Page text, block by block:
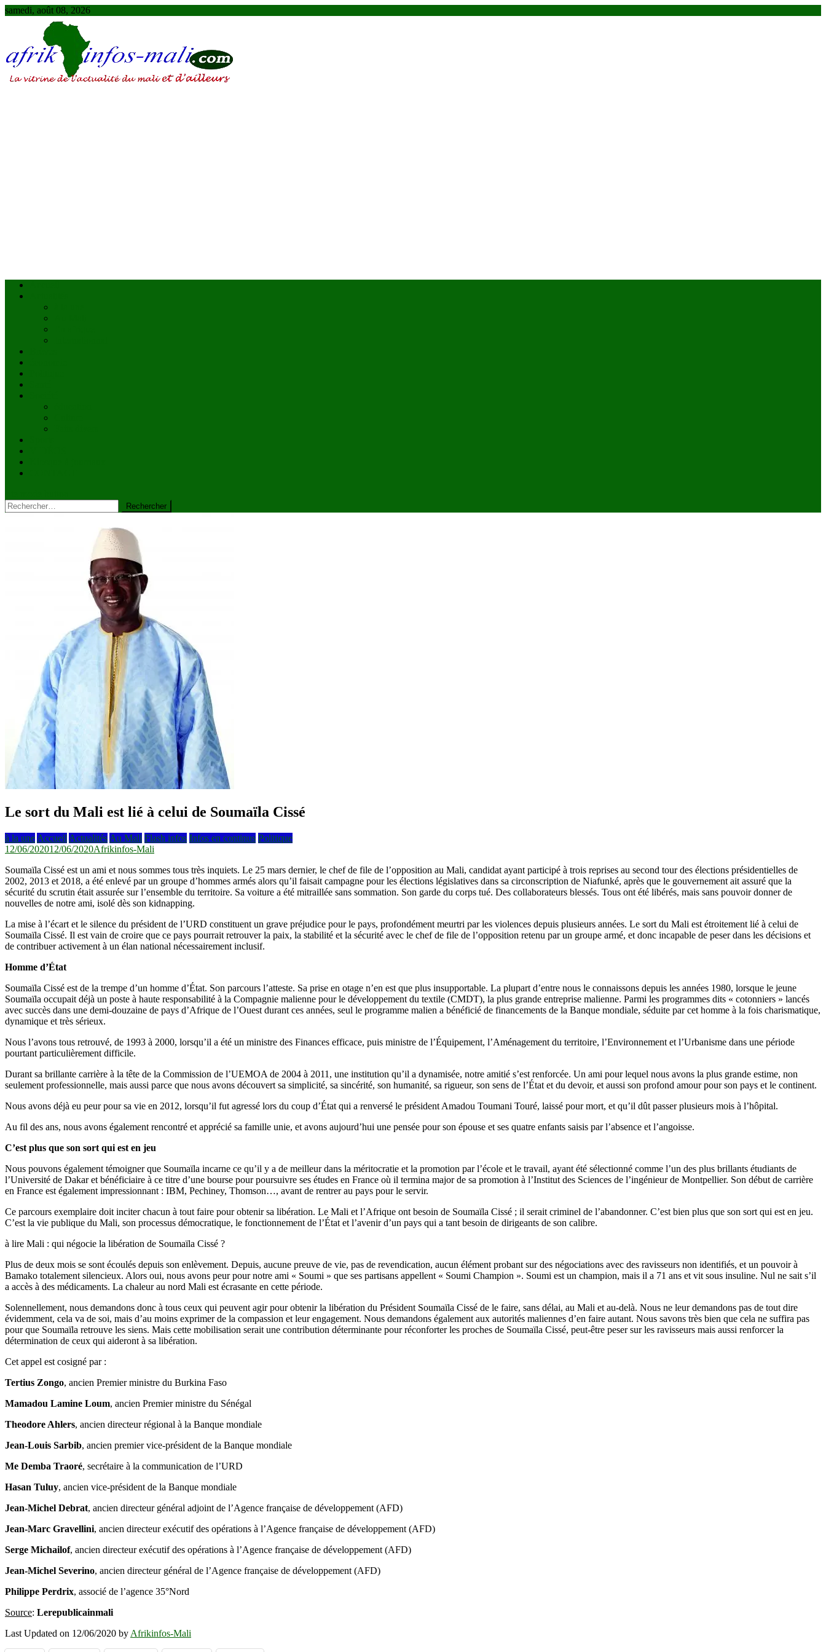
Skip
samedi, août 08, 2026
Rechercher :
Le sort du Mali est lié à celui de Soumaïla Cissé
à la une Accueil Actualités Au Mali Flash infos Infos en continus Politique
12/06/202012/06/2020Afrikinfos-Mali
Soumaïla Cissé est un ami et nous sommes tous très inquiets. Le 25 mars dernier, le chef de file de l’opposition au Mali, candidat ayant participé à trois reprises au second tour des élections présidentielles de
2002, 2013 et 2018, a été enlevé par un groupe d’hommes armés alors qu’il faisait campagne pour les élections législatives dans sa circonscription de Niafunké, après que le gouvernement ait assuré que la
sécurité du scrutin était assurée sur l’ensemble du territoire. Sa voiture a été mitraillée sans sommation. Son garde du corps tué. Des collaborateurs blessés. Tous ont été libérés, mais sans pouvoir donner de
nouvelles de notre ami, isolé dès son kidnapping.
La mise à l’écart et le silence du président de l’URD constituent un grave préjudice pour le pays, profondément meurtri par les violences depuis plusieurs années. Le sort du Mali est étroitement lié à celui de
Soumaïla Cissé. Il est vain de croire que ce pays pourrait retrouver la paix, la stabilité et la sécurité avec le chef de file de l’opposition retenu par un groupe armé, et donc incapable de peser dans les décisions et
de contribuer activement à un élan national nécessairement inclusif.
Homme d’État
Soumaïla Cissé est de la trempe d’un homme d’État. Son parcours l’atteste. Sa prise en otage n’en est que plus insupportable. La plupart d’entre nous le connaissons depuis les années 1980, lorsque le jeune
Soumaïla occupait déjà un poste à haute responsabilité à la Compagnie malienne pour le développement du textile (CMDT), la plus grande entreprise malienne. Parmi les programmes dits « cotonniers » lancés
avec succès dans une demi-douzaine de pays d’Afrique de l’Ouest durant ces années, seul le programme malien a bénéficié de financements de la Banque mondiale, séduite par cet homme à la fois charismatique,
dynamique et très sérieux.
Nous l’avons tous retrouvé, de 1993 à 2000, lorsqu’il a été un ministre des Finances efficace, puis ministre de l’Équipement, l’Aménagement du territoire, l’Environnement et l’Urbanisme dans une période
pourtant particulièrement difficile.
Durant sa brillante carrière à la tête de la Commission de l’UEMOA de 2004 à 2011, une institution qu’il a dynamisée, notre amitié s’est renforcée. Un ami pour lequel nous avons la plus grande estime, non
seulement professionnelle, mais aussi parce que nous avons découvert sa simplicité, sa sincérité, son humanité, sa rigueur, son sens de l’État et du devoir, et aussi son profond amour pour son pays et le continent.
Nous avons déjà eu peur pour sa vie en 2012, lorsqu’il fut agressé lors du coup d’État qui a renversé le président Amadou Toumani Touré, laissé pour mort, et qu’il dût passer plusieurs mois à l’hôpital.
Au fil des ans, nous avons également rencontré et apprécié sa famille unie, et avons aujourd’hui une pensée pour son épouse et ses quatre enfants saisis par l’absence et l’angoisse.
C’est plus que son sort qui est en jeu
Nous pouvons également témoigner que Soumaïla incarne ce qu’il y a de meilleur dans la méritocratie et la promotion par l’école et le travail, ayant été sélectionné comme l’un des plus brillants étudiants de
l’Université de Dakar et bénéficiaire à ce titre d’une bourse pour poursuivre ses études en France où il termina major de sa promotion à l’Institut des Sciences de l’ingénieur de Montpellier. Son début de carrière
en France est également impressionnant : IBM, Pechiney, Thomson…, avant de rentrer au pays pour le servir.
Ce parcours exemplaire doit inciter chacun à tout faire pour obtenir sa libération. Le Mali et l’Afrique ont besoin de Soumaïla Cissé ; il serait criminel de l’abandonner. C’est bien plus que son sort qui est en jeu.
C’est la vie publique du Mali, son processus démocratique, le fonctionnement de l’État et l’avenir d’un pays qui a tant besoin de dirigeants de son calibre.
à lire Mali : qui négocie la libération de Soumaïla Cissé ?
Plus de deux mois se sont écoulés depuis son enlèvement. Depuis, aucune preuve de vie, pas de revendication, aucun élément probant sur des négociations avec des ravisseurs non identifiés, et un pouvoir à
Bamako totalement silencieux. Alors oui, nous avons peur pour notre ami « Soumi » que ses partisans appellent « Soumi Champion ». Soumi est un champion, mais il a 71 ans et vit sous insuline. Nul ne sait s’il
a accès à des médicaments. La chaleur au nord Mali est écrasante en cette période.
Solennellement, nous demandons donc à tous ceux qui peuvent agir pour obtenir la libération du Président Soumaïla Cissé de le faire, sans délai, au Mali et au-delà. Nous ne leur demandons pas de tout dire
évidemment, cela va de soi, mais d’au moins exprimer de la compassion et leur engagement. Nous demandons également aux autorités maliennes d’en faire autant. Nous savons très bien que cela ne suffira pas
pour que Soumaïla retrouve les siens. Mais cette mobilisation serait une contribution déterminante pour réconforter les proches de Soumaïla Cissé, peut-être peser sur les ravisseurs mais aussi renforcer la
détermination de ceux qui aideront à sa libération.
Cet appel est cosigné par :
Tertius Zongo, ancien Premier ministre du Burkina Faso
Mamadou Lamine Loum, ancien Premier ministre du Sénégal
Theodore Ahlers, ancien directeur régional à la Banque mondiale
Jean-Louis Sarbib, ancien premier vice-président de la Banque mondiale
Me Demba Traoré, secrétaire à la communication de l’URD
Hasan Tuluy, ancien vice-président de la Banque mondiale
Jean-Michel Debrat, ancien directeur général adjoint de l’Agence française de développement (AFD)
Jean-Marc Gravellini, ancien directeur exécutif des opérations à l’Agence française de développement (AFD)
Serge Michailof, ancien directeur exécutif des opérations à l’Agence française de développement (AFD)
Jean-Michel Severino, ancien directeur général de l’Agence française de développement (AFD)
Philippe Perdrix, associé de l’agence 35°Nord
Source: Lerepublicainmali
Last Updated on 12/06/2020 by Afrikinfos-Mali